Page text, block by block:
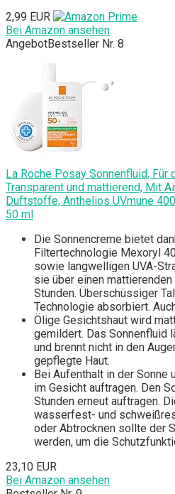
2,99 EUR
Bei Amazon ansehen
AngebotBestseller Nr. 8
La Roche Posay Sonnenfluid, Für
Transparent und mattierend, Mit
Duftstoffe, Anthelios UVmune
50 ml
Die Sonnencreme bietet
Filtertechnologie Mexoryl
sowie langwelligen UVA-
sie über einen
Stunden. Überschüssiger
Technologie absorbiert.
Ölige Gesichtshaut wird
gemildert. Das Sonnenfluid
und brennt nicht in den
gepflegte Haut.
Bei Aufenthalt in der Sonne
im Gesicht auftragen. Den
Stunden erneut auftragen.
wasserfest- und
oder Abtrocknen sollte der
werden, um die
23,10 EUR
Bei Amazon ansehen